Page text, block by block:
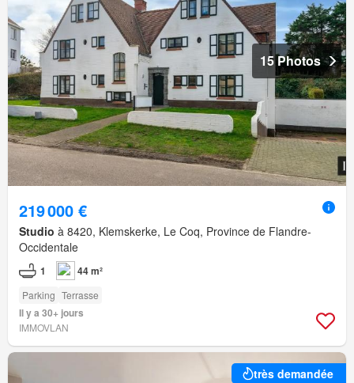
15 Photos
219 000 €
Studio à 8420, Klemskerke, Le Coq, Province de Flandre-
Occidentale
1 44 m²
Parking Terrasse
Il y a 30+ jours
IMMOVLAN
très demandée